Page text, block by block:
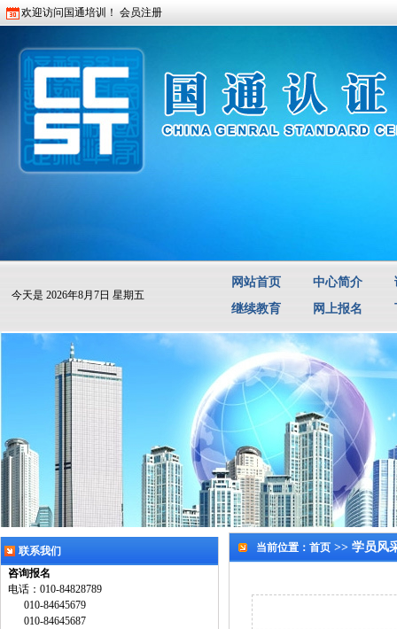
欢迎访问国通培训！ 会员注册
今天是 2026年8月7日 星期五
网站首页 中心简介
继续教育
网上报名
联系我们
咨询报名
电话：010-84828789
010-84645679
010-84645687
当前位置： 首页 >> 学员风